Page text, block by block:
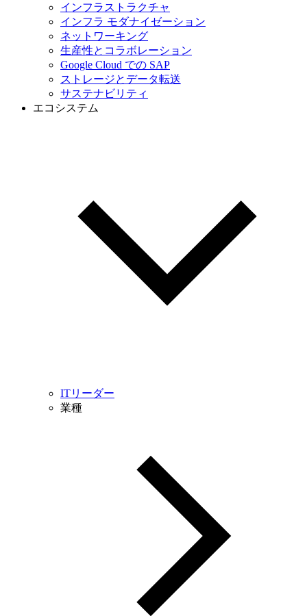
インフラストラクチャ
インフラ モダナイゼーション
ネットワーキング
生産性とコラボレーション
Google Cloud での SAP
ストレージとデータ転送
サステナビリティ
エコシステム
ITリーダー
業種